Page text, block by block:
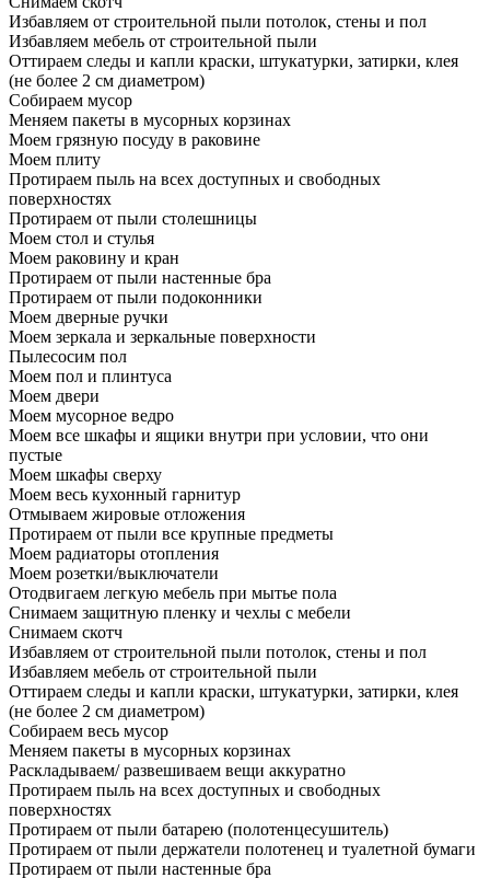
Избавляем от строительной пыли потолок, стены и пол
Избавляем мебель от строительной пыли
Оттираем следы и капли краски, штукатурки, затирки, клея
(не более 2 см диаметром)
Собираем мусор
Меняем пакеты в мусорных корзинах
Моем грязную посуду в раковине
Моем плиту
Протираем пыль на всех доступных и свободных
поверхностях
Протираем от пыли столешницы
Моем стол и стулья
Моем раковину и кран
Протираем от пыли настенные бра
Протираем от пыли подоконники
Моем дверные ручки
Моем зеркала и зеркальные поверхности
Пылесосим пол
Моем пол и плинтуса
Моем двери
Моем мусорное ведро
Моем все шкафы и ящики внутри при условии, что они
пустые
Моем шкафы сверху
Моем весь кухонный гарнитур
Отмываем жировые отложения
Протираем от пыли все крупные предметы
Моем радиаторы отопления
Моем розетки/выключатели
Отодвигаем легкую мебель при мытье пола
Снимаем защитную пленку и чехлы с мебели
Снимаем скотч
Избавляем от строительной пыли потолок, стены и пол
Избавляем мебель от строительной пыли
Оттираем следы и капли краски, штукатурки, затирки, клея
(не более 2 см диаметром)
Собираем весь мусор
Меняем пакеты в мусорных корзинах
Раскладываем/ развешиваем вещи аккуратно
Протираем пыль на всех доступных и свободных
поверхностях
Протираем от пыли батарею (полотенцесушитель)
Протираем от пыли держатели полотенец и туалетной бумаги
Протираем от пыли настенные бра